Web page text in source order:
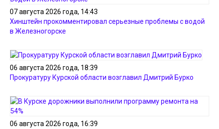
07 августа 2026 года, 14:43
Хинштейн прокомментировал серьезные проблемы с водой
в Железногорске
06 августа 2026 года, 18:39
Прокуратуру Курской области возглавил Дмитрий Бурко
06 августа 2026 года, 16:39